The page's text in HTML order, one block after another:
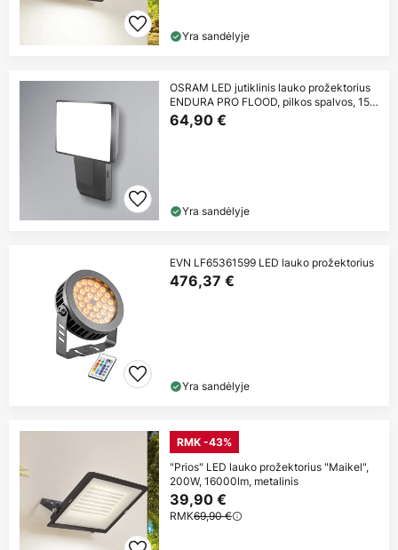
Yra sandėlyje
OSRAM LED jutiklinis lauko prožektorius
ENDURA PRO FLOOD, pilkos spalvos, 15
W
64,90 €
Yra sandėlyje
EVN LF65361599 LED lauko prožektorius
476,37 €
Yra sandėlyje
RMK -43%
"Prios" LED lauko prožektorius "Maikel",
200W, 16000lm, metalinis
39,90 €
RMK69,90 €